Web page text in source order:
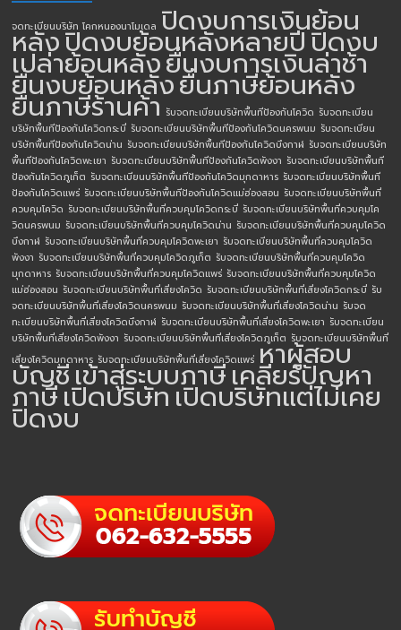
จดทะเบียนบริษัท โคกหนองนาโมเดล ปิดงบการเงินย้อน
หลังปิดงบย้อนหลังหลายปีปิดงบ
เปล่าย้อนหลังยื่นงบการเงินล่าช้า
ยื่นงบย้อนหลังยื่นภาษีย้อนหลัง
ยื่นภาษีร้านค้า รับจดทะเบียนบริษัทพื้นทีป้องกันโควิด รับจดทะเบียน
บริษัทพื้นทีป้องกันโควิดกระบี่ รับจดทะเบียนบริษัทพื้นทีป้องกันโควิดนครพนม รับจดทะเบียน
บริษัทพื้นทีป้องกันโควิดน่าน รับจดทะเบียนบริษัทพื้นทีป้องกันโควิดบึงกาฬ รับจดทะเบียนบริษัท
พื้นทีป้องกันโควิดพะเยา รับจดทะเบียนบริษัทพื้นทีป้องกันโควิดพังงา รับจดทะเบียนบริษัทพื้นที
ป้องกันโควิดภูเก็ต รับจดทะเบียนบริษัทพื้นทีป้องกันโควิดมุกดาหาร รับจดทะเบียนบริษัทพื้นที
ป้องกันโควิดแพร่ รับจดทะเบียนบริษัทพื้นทีป้องกันโควิดแม่ฮ่องสอน รับจดทะเบียนบริษัทพื้นที่
ควบคุมโควิด รับจดทะเบียนบริษัทพื้นที่ควบคุมโควิดกระบี่ รับจดทะเบียนบริษัทพื้นที่ควบคุมโค
วิดนครพนม รับจดทะเบียนบริษัทพื้นที่ควบคุมโควิดน่าน รับจดทะเบียนบริษัทพื้นที่ควบคุมโควิด
บึงกาฬ รับจดทะเบียนบริษัทพื้นที่ควบคุมโควิดพะเยา รับจดทะเบียนบริษัทพื้นที่ควบคุมโควิด
พังงา รับจดทะเบียนบริษัทพื้นที่ควบคุมโควิดภูเก็ต รับจดทะเบียนบริษัทพื้นที่ควบคุมโควิด
มุกดาหาร รับจดทะเบียนบริษัทพื้นที่ควบคุมโควิดแพร่ รับจดทะเบียนบริษัทพื้นที่ควบคุมโควิด
แม่ฮ่องสอน รับจดทะเบียนบริษัทพื้นที่เสี่ยงโควิด รับจดทะเบียนบริษัทพื้นที่เสี่ยงโควิดกระบี่ รับ
จดทะเบียนบริษัทพื้นที่เสี่ยงโควิดนครพนม รับจดทะเบียนบริษัทพื้นที่เสี่ยงโควิดน่าน รับจด
ทะเบียนบริษัทพื้นที่เสี่ยงโควิดบึงกาฬ รับจดทะเบียนบริษัทพื้นที่เสี่ยงโควิดพะเยา รับจดทะเบียน
บริษัทพื้นที่เสี่ยงโควิดพังงา รับจดทะเบียนบริษัทพื้นที่เสี่ยงโควิดภูเก็ต รับจดทะเบียนบริษัทพื้นที่
เสี่ยงโควิดมุกดาหาร รับจดทะเบียนบริษัทพื้นที่เสี่ยงโควิดแพร่ หาผู้สอบ
บัญชีเข้าสู่ระบบภาษีเคลียร์ปัญหา
ภาษีเปิดบริษัทเปิดบริษัทแต่ไม่เคย
ปิดงบ